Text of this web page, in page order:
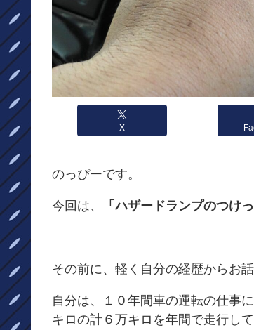
X
のっぴーです。
今回は、 「ハザードランプのつけ
その前に、軽く自分の経歴からお話
自分は、１０年間車の運転の仕事
キロの計６万キロを年間で走行して